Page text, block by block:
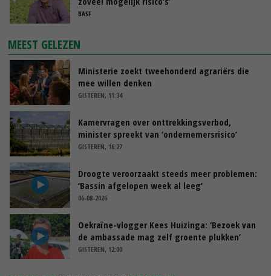
BASF
MEEST GELEZEN
Ministerie zoekt tweehonderd agrariërs die
mee willen denken
GISTEREN, 11:34
Kamervragen over onttrekkingsverbod,
minister spreekt van ‘ondernemersrisico’
GISTEREN, 16:27
Droogte veroorzaakt steeds meer problemen:
‘Bassin afgelopen week al leeg’
06-08-2026
Oekraïne-vlogger Kees Huizinga: ‘Bezoek van
de ambassade mag zelf groente plukken’
GISTEREN, 12:00